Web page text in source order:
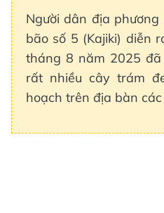
Người dân địa
bão số 5 (Kajiki) diễn
tháng 8 năm 2025
rất nhiều cây trám
hoạch trên địa bàn